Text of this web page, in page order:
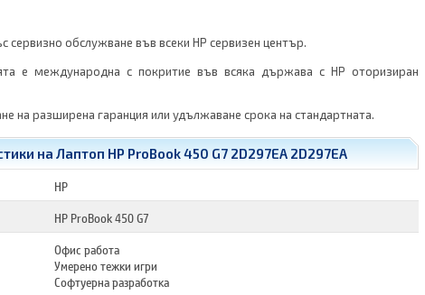
сервизно обслужване във всеки HP сервизен център.
е международна с покритие във всяка държава с HP оторизиран
на разширена гаранция или удължаване срока на стандартната.
на Лаптоп HP ProBook 450 G7 2D297EA 2D297EA
HP
HP ProBook 450 G7
Офис работа
Умерено тежки игри
Софтуерна разработка